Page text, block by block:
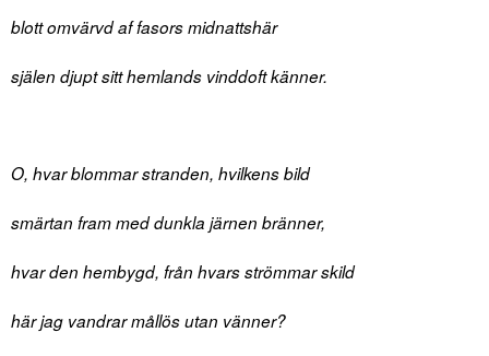
blott omvärvd af fasors midnattshär
själen djupt sitt hemlands vinddoft känner.
O, hvar blommar stranden, hvilkens bild
smärtan fram med dunkla järnen bränner,
hvar den hembygd, från hvars strömmar skild
här jag vandrar mållös utan vänner?